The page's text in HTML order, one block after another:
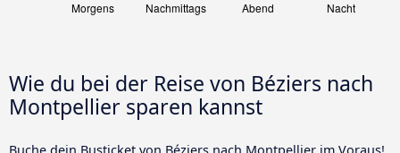
Wie du bei der Reise von Béziers nach
Montpellier sparen kannst